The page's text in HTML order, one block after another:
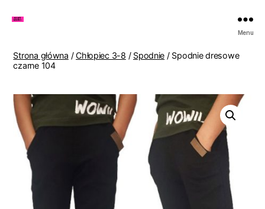
Lenki
Menu
Strona główna /Chłopiec 3-8 / Spodnie / Spodnie dresowe
czarne 104